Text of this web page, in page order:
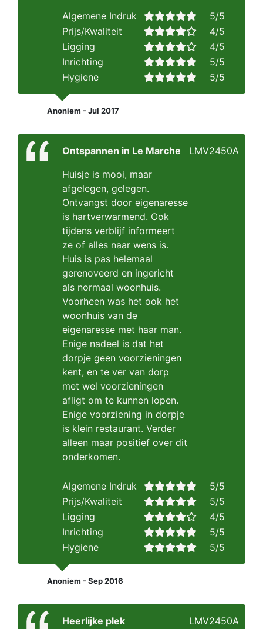
Algemene Indruk
5/5
Prijs/Kwaliteit
4/5
Ligging
4/5
Inrichting
5/5
Hygiene
5/5
Anoniem - Jul 2017
Ontspannen in Le Marche
Huisje is mooi, maar
afgelegen, gelegen.
Ontvangst door eigenaresse
is hartverwarmend. Ook
tijdens verblijf informeert
ze of alles naar wens is.
Huis is pas helemaal
gerenoveerd en ingericht
als normaal woonhuis.
Voorheen was het ook het
woonhuis van de
eigenaresse met haar man.
Enige nadeel is dat het
dorpje geen voorzieningen
kent, en te ver van dorp
met wel voorzieningen
afligt om te kunnen lopen.
Enige voorziening in dorpje
is klein restaurant. Verder
alleen maar positief over dit
onderkomen.
LMV2450A
Algemene Indruk
5/5
Prijs/Kwaliteit
5/5
Ligging
4/5
Inrichting
5/5
Hygiene
5/5
Anoniem - Sep 2016
Heerlijke plek
LMV2450A